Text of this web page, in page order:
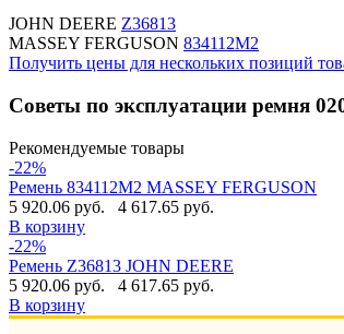
JOHN DEERE Z36813
MASSEY FERGUSON 834112M2
Получить цены для нескольких позиций
Советы по эксплуатации ремня
Рекомендуемые товары
-22%
Ремень 834112M2 MASSEY FERGUSON
5 920.06 руб.
4 617.65 руб.
В корзину
-22%
Ремень Z36813 JOHN DEERE
5 920.06 руб.
4 617.65 руб.
В корзину